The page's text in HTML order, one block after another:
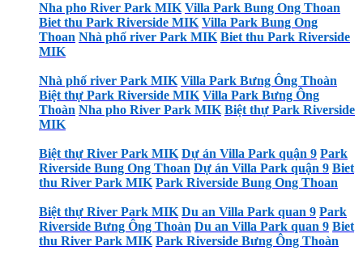
Nha pho River Park MIK Villa Park Bung Ong Thoan
Biet thu Park Riverside MIK Villa Park Bung Ong
Thoan Nhà phố river Park MIK Biet thu Park Riverside
MIK
Nhà phố river Park MIK Villa Park Bưng Ông Thoàn
Biệt thự Park Riverside MIK Villa Park Bưng Ông
Thoàn Nha pho River Park MIK Biệt thự Park Riverside
MIK
Biệt thự River Park MIK Dự án Villa Park quận 9 Park
Riverside Bung Ong Thoan Dự án Villa Park quận 9 Biet
thu River Park MIK Park Riverside Bung Ong Thoan
Biệt thự River Park MIK Du an Villa Park quan 9 Park
Riverside Bưng Ông Thoàn Du an Villa Park quan 9 Biet
thu River Park MIK Park Riverside Bưng Ông Thoàn